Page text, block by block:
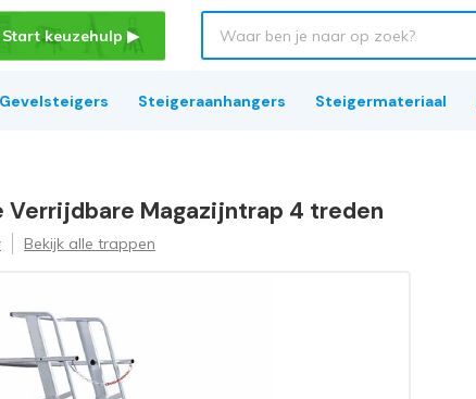
Start keuzehulp ▶
Gevelsteigers Steigeraanhangers Steigermateriaal
Verrijdbare Magazijntrap 4 treden
Bekijk alle trappen